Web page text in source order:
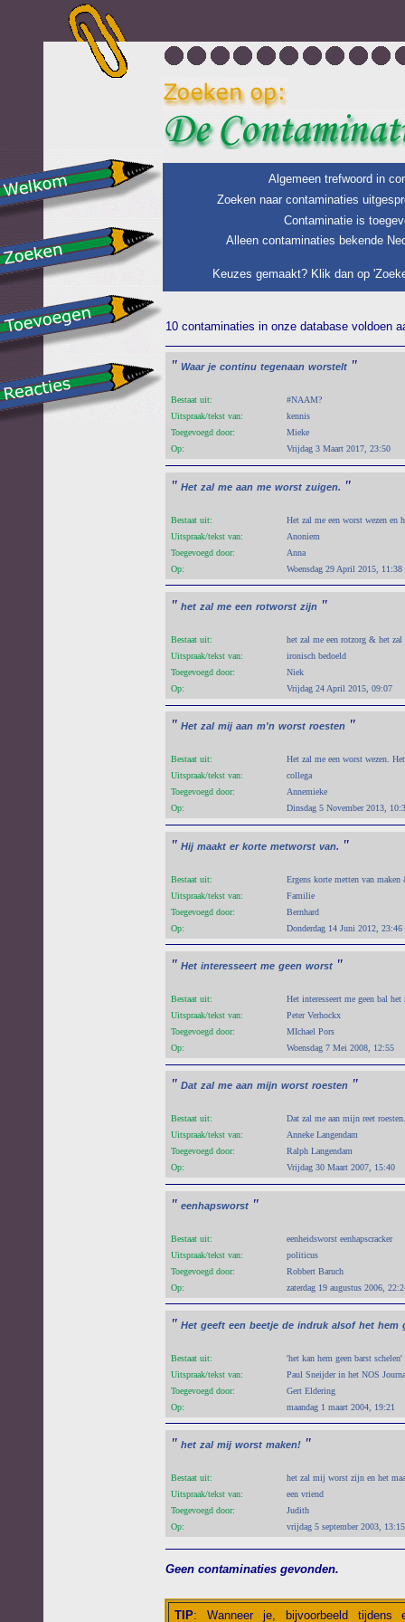
Algemeen trefwoord in
Zoeken naar contaminaties
Contaminatie is
Alleen contaminaties bekende
Keuzes gemaakt? Klik dan op
10 contaminaties in onze database voldoen
" Waar je continu tegenaan worstelt "
Bestaat uit:
#NAAM?
Uitspraak/tekst van:
kennis
Toegevoegd door:
Mieke
Op:
Vrijdag 3 Maart 2017, 23:50
" Het zal me aan me worst zuigen. "
Bestaat uit:
Het zal me een worst wezen en
Uitspraak/tekst van:
Anoniem
Toegevoegd door:
Anna
Op:
Woensdag 29 April 2015, 11:38
" het zal me een rotworst zijn "
Bestaat uit:
het zal me een rotzorg & het
Uitspraak/tekst van:
ironisch bedoeld
Toegevoegd door:
Niek
Op:
Vrijdag 24 April 2015, 09:07
" Het zal mij aan m'n worst roesten "
Bestaat uit:
Het zal me een worst wezen.
Uitspraak/tekst van:
collega
Toegevoegd door:
Annemieke
Op:
Dinsdag 5 November 2013,
" Hij maakt er korte metworst van. "
Bestaat uit:
Ergens korte metten van
Uitspraak/tekst van:
Familie
Toegevoegd door:
Bernhard
Op:
Donderdag 14 Juni 2012, 23:46
" Het interesseert me geen worst "
Bestaat uit:
Het interesseert me geen bal het
Uitspraak/tekst van:
Peter Verhockx
Toegevoegd door:
MIchael Pors
Op:
Woensdag 7 Mei 2008, 12:55
" Dat zal me aan mijn worst roesten "
Bestaat uit:
Dat zal me aan mijn reet
Uitspraak/tekst van:
Anneke Langendam
Toegevoegd door:
Ralph Langendam
Op:
Vrijdag 30 Maart 2007, 15:40
" eenhapsworst "
Bestaat uit:
eenheidsworst eenhapscracker
Uitspraak/tekst van:
politicus
Toegevoegd door:
Robbert Baruch
Op:
zaterdag 19 augustus 2006,
" Het geeft een beetje de indruk alsof het hem
Bestaat uit:
'het kan hem geen barst
Uitspraak/tekst van:
Paul Sneijder in het NOS
Toegevoegd door:
Gert Eldering
Op:
maandag 1 maart 2004, 19:21
" het zal mij worst maken! "
Bestaat uit:
het zal mij worst zijn en het
Uitspraak/tekst van:
een vriend
Toegevoegd door:
Judith
Op:
vrijdag 5 september 2003, 13:15
Geen contaminaties gevonden.
TIP: Wanneer je, bijvoorbeeld tijdens